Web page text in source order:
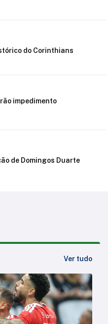
do Corinthians
impedimento
de Domingos Duarte
Ver tudo